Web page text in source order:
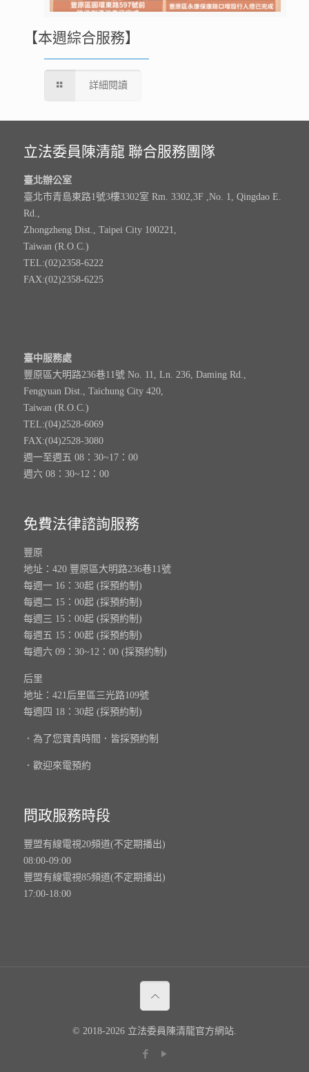
【本週綜合服務】
詳細閱讀
立法委員陳清龍 聯合服務團隊
臺北辦公室
臺北市青島東路1號3樓3302室 Rm. 3302,3F ,No. 1, Qingdao E.
Rd.,
Zhongzheng Dist., Taipei City 100221,
Taiwan (R.O.C.)
TEL:(02)2358-6222
FAX:(02)2358-6225
臺中服務處
豐原區大明路236巷11號 No. 11, Ln. 236, Daming Rd.,
Fengyuan Dist., Taichung City 420,
Taiwan (R.O.C.)
TEL:(04)2528-6069
FAX:(04)2528-3080
週一至週五 08：30~17：00
週六 08：30~12：00
免費法律諮詢服務
豐原
地址：420 豐原區大明路236巷11號
每週一 16：30起 (採預約制)
每週二 15：00起 (採預約制)
每週三 15：00起 (採預約制)
每週五 15：00起 (採預約制)
每週六 09：30~12：00 (採預約制)
后里
地址：421后里區三光路109號
每週四 18：30起 (採預約制)
．為了您寶貴時間．皆採預約制
．歡迎來電預約
問政服務時段
豐盟有線電視20頻道(不定期播出)
08:00-09:00
豐盟有線電視85頻道(不定期播出)
17:00-18:00
© 2018-2026 立法委員陳清龍官方網站.